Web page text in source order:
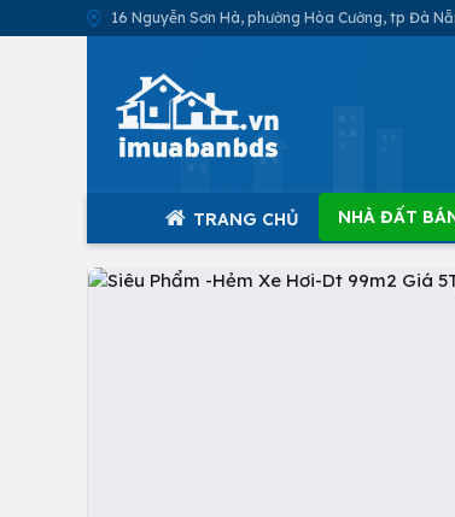
16 Nguyễn Sơn Hà, phường Hòa Cường, tp Đà
TRANG CHỦ NHÀ ĐẤT